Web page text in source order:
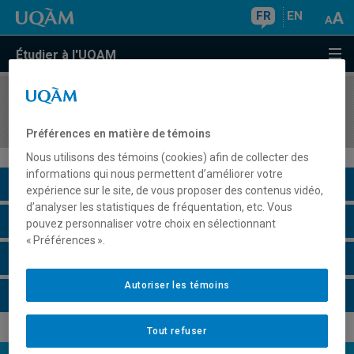
FR EN
Étudier à l'UQAM
COURS//
Description du cours
Horaire - Été 2026
Préférences en matière de témoins
Nous utilisons des témoins (cookies) afin de collecter des
informations qui nous permettent d’améliorer votre
expérience sur le site, de vous proposer des contenus vidéo,
d’analyser les statistiques de fréquentation, etc. Vous
pouvez personnaliser votre choix en sélectionnant
« Préférences ».
Tout refuser
Autoriser les témoins